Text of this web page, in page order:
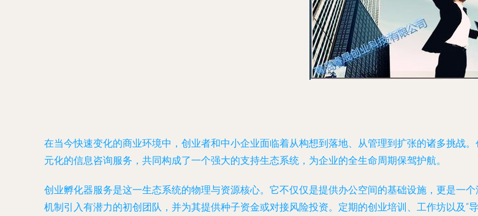
在当今快速变化的商业环境中，创业者和中小企业面临着从构想到落地、从管理到扩张的诸多挑战
元化的信息咨询服务，共同构成了一个强大的支持生态系统，为企业的全生命周期保驾护航。
创业孵化器服务是这一生态系统的物理与资源核心。它不仅仅是提供办公空间的基础设施，更是一
机制引入有潜力的初创团队，并为其提供种子资金或对接风险投资。定期的创业培训、工作坊以及“